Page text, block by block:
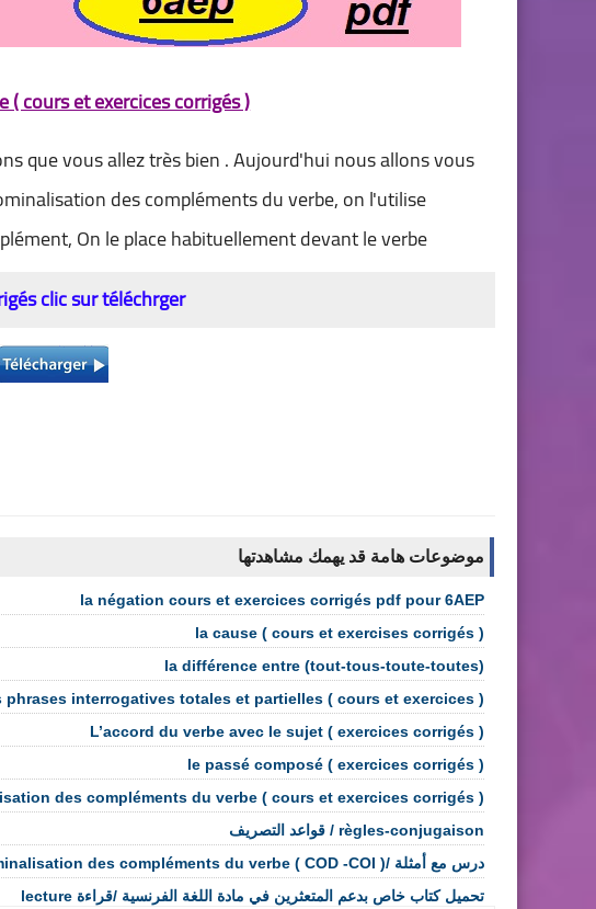
cours et exercices corrigés )
que vous allez très bien . Aujourd'hui nous allons vous
des compléments du verbe, on l'utilise
On le place habituellement devant le verbe
clic sur téléchrger
موضوعات هامة قد يهمك مشاهدتها
la négation cours et exercices corrigés pdf pour 6AEP
la cause ( cours et exercises corrigés )
la différence entre (tout-tous-toute-toutes)
phrases interrogatives totales et partielles ( cours et exercices )
L’accord du verbe avec le sujet ( exercices corrigés )
le passé composé ( exercices corrigés )
des compléments du verbe ( cours et exercices corrigés )
règles-conjugaison / قواعد التصريف
درس مع أمثلة /la pronominalisation des compléments du verbe ( COD -COI )
تحميل كتاب خاص بدعم المتعثرين في مادة اللغة الفرنسية /قراءة lecture